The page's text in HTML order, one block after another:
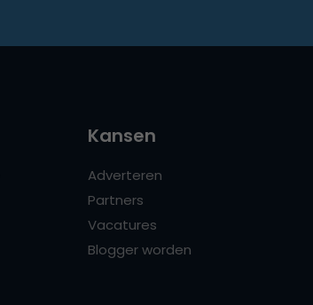
Kansen
Adverteren
Partners
Vacatures
Blogger worden